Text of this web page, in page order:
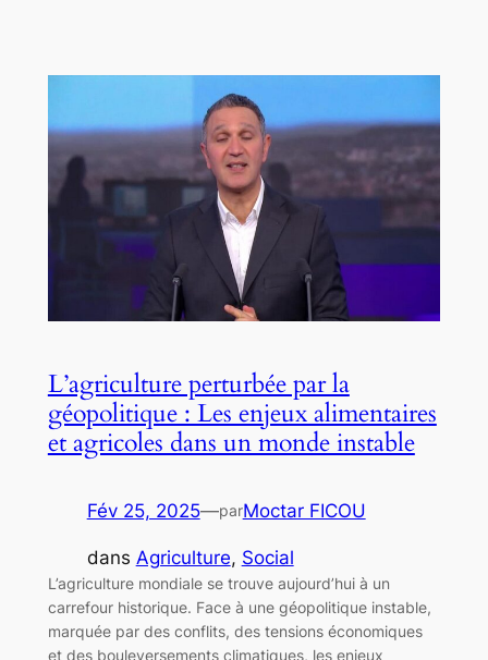
L’agriculture perturbée par la
géopolitique : Les enjeux alimentaires
et agricoles dans un monde instable
Fév 25, 2025—parMoctar FICOU
dans Agriculture, Social
L’agriculture mondiale se trouve aujourd’hui à un
carrefour historique. Face à une géopolitique instable,
marquée par des conflits, des tensions économiques
et des bouleversements climatiques, les enjeux